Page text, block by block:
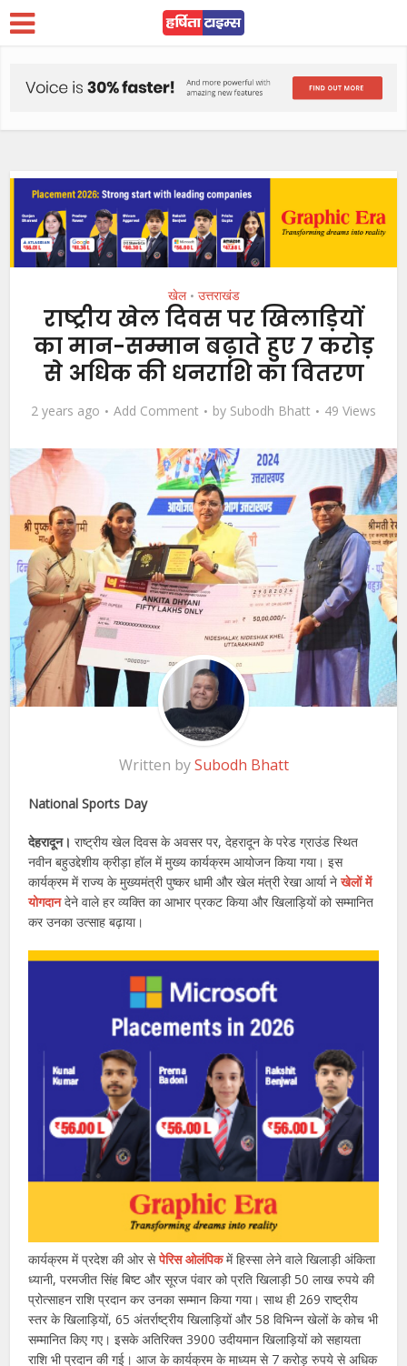
खेल • उत्तराखंड
राष्ट्रीय खेल दिवस पर खिलाड़ियों
का मान-सम्मान बढ़ाते हुए 7 करोड़
से अधिक की धनराशि का वितरण
2 years ago Add Comment by Subodh Bhatt 49 Views
Written bySubodh Bhatt
National Sports Day
देहरादून। राष्ट्रीय खेल दिवस के अवसर पर, देहरादून के परेड ग्राउंड स्थित
नवीन बहुउद्देशीय क्रीड़ा हॉल में मुख्य कार्यक्रम आयोजन किया गया। इस
कार्यक्रम में राज्य के मुख्यमंत्री पुष्कर धामी और खेल मंत्री रेखा आर्या नेखेलों में
योगदानदेने वाले हर व्यक्ति का आभार प्रकट किया और खिलाड़ियों को सम्मानित
कर उनका उत्साह बढ़ाया।
कार्यक्रम में प्रदेश की ओर सेपेरिस ओलंपिकमें हिस्सा लेने वाले खिलाड़ी अंकिता
ध्यानी, परमजीत सिंह बिष्ट और सूरज पंवार को प्रति खिलाड़ी 50 लाख रुपये की
प्रोत्साहन राशि प्रदान कर उनका सम्मान किया गया। साथ ही 269 राष्ट्रीय
स्तर के खिलाड़ियों, 65 अंतर्राष्ट्रीय खिलाड़ियों और 58 विभिन्न खेलों के कोच भी
सम्मानित किए गए। इसके अतिरिक्त 3900 उदीयमान खिलाड़ियों को सहायता
राशि भी प्रदान की गई। आज के कार्यक्रम के माध्यम से 7 करोड़ रुपये से अधिक